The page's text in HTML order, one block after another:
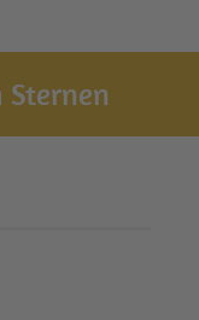
Sternen